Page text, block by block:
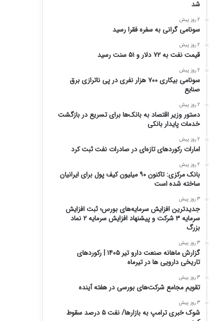
شد
2 روز پیش
سونامی گرانی به سفره فقرا رسید
2 روز پیش
قیمت نفت به ۷۲ دلار و ۵۱ سنت رسید
2 روز پیش
سونامی بیکاری ۷۰۰ هزار نفری در پی ناترازی برق
صنایع
2 روز پیش
دستور وزیر اقتصاد به بانک‌ها برای تسریع در بازگشت
خدمات پایدار بانکی
2 روز پیش
امارات رکورد‌های تازه‌ای در صادرات نفت ثبت کرد
2 روز پیش
بانک مرکزی: تاکنون ۹۰ میلیون کیف پول برای ایرانیان
ساخته شده است
3 روز پیش
جدیدترین افزایش سرمایه‌های بورس؛ ثبت افزایش
سرمایه ۳ شرکت و پیشنهاد افزایش سرمایه ۲ نماد
بزرگ
3 روز پیش
گزارش ماهانه صنعت دارو تیر ۱۴۰۵ | رکوردهای
تاریخی دارویی ها در تیرماه
3 روز پیش
تقویم مجامع شرکت‌های بورسی در هفته آینده
3 روز پیش
شوک خبری ترامپ به بازارها/ نفت ۵ درصد سقوط